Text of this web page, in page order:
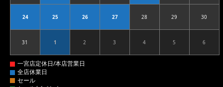
242026.08.24 252026.08.25 262026.08.26 272026.08.27 282026.08.28 292026.08.29 30
312026.08.31 12026.09.01 22026.09.02 32026.09.03 42026.09.04 52026.09.05 6